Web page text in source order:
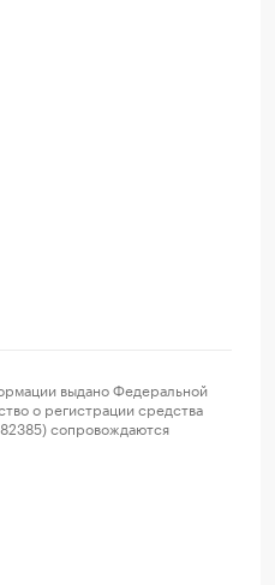
выдано Федеральной
о регистрации средства
сопровождаются